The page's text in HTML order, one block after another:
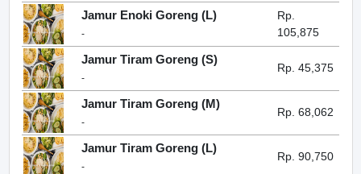
Jamur Enoki Goreng (L)
-
Rp.
105,875
Jamur Tiram Goreng (S)
-
Rp. 45,375
Jamur Tiram Goreng (M)
-
Rp. 68,062
Jamur Tiram Goreng (L)
-
Rp. 90,750